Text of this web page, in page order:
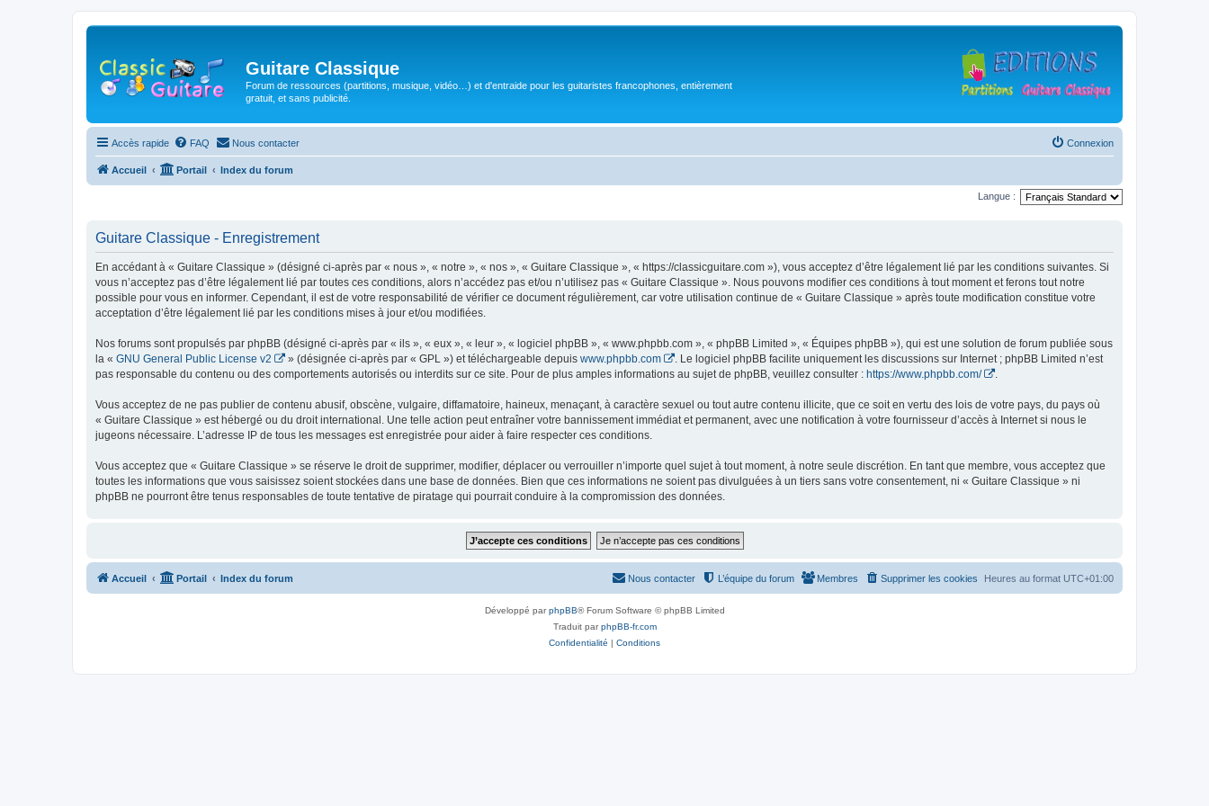
Guitare Classique
Forum de ressources (partitions, musique, vidéo…) et d'entraide pour les guitaristes francophones, entièrement
gratuit, et sans publicité.
Accès rapide FAQ Nous contacter Connexion
Accueil Portail Index du forum
Langue :
Guitare Classique - Enregistrement
En accédant à « Guitare Classique » (désigné ci-après par « nous », « notre », « nos », « Guitare Classique », « https://classicguitare.com »), vous acceptez d’être légalement lié par les conditions suivantes. Si
vous n’acceptez pas d’être légalement lié par toutes ces conditions, alors n’accédez pas et/ou n’utilisez pas « Guitare Classique ». Nous pouvons modifier ces conditions à tout moment et ferons tout notre
possible pour vous en informer. Cependant, il est de votre responsabilité de vérifier ce document régulièrement, car votre utilisation continue de « Guitare Classique » après toute modification constitue votre
acceptation d’être légalement lié par les conditions mises à jour et/ou modifiées.
Nos forums sont propulsés par phpBB (désigné ci-après par « ils », « eux », « leur », « logiciel phpBB », « www.phpbb.com », « phpBB Limited », « Équipes phpBB »), qui est une solution de forum publiée sous
la « GNU General Public License v2 » (désignée ci-après par « GPL ») et téléchargeable depuis www.phpbb.com
. Le logiciel phpBB facilite uniquement les discussions sur Internet ; phpBB Limited n’est
pas responsable du contenu ou des comportements autorisés ou interdits sur ce site. Pour de plus amples informations au sujet de phpBB, veuillez consulter : https://www.phpbb.com/ .
Vous acceptez de ne pas publier de contenu abusif, obscène, vulgaire, diffamatoire, haineux, menaçant, à caractère sexuel ou tout autre contenu illicite, que ce soit en vertu des lois de votre pays, du pays où
« Guitare Classique » est hébergé ou du droit international. Une telle action peut entraîner votre bannissement immédiat et permanent, avec une notification à votre fournisseur d’accès à Internet si nous le
jugeons nécessaire. L’adresse IP de tous les messages est enregistrée pour aider à faire respecter ces conditions.
Vous acceptez que « Guitare Classique » se réserve le droit de supprimer, modifier, déplacer ou verrouiller n’importe quel sujet à tout moment, à notre seule discrétion. En tant que membre, vous acceptez que
toutes les informations que vous saisissez soient stockées dans une base de données. Bien que ces informations ne soient pas divulguées à un tiers sans votre consentement, ni « Guitare Classique » ni
phpBB ne pourront être tenus responsables de toute tentative de piratage qui pourrait conduire à la compromission des données.
Accueil Portail Index du forum Heures au format UTC+01:00
Supprimer les cookies
Membres
L’équipe du forum
Nous contacter
Développé parphpBB® Forum Software © phpBB Limited
Traduit parphpBB-fr.com
Confidentialité | Conditions